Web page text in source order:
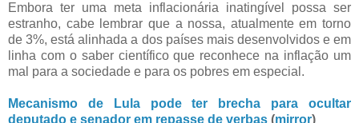
Embora ter uma meta inflacionária inatingível possa ser
estranho, cabe lembrar que a nossa, atualmente em torno
de 3%, está alinhada a dos países mais desenvolvidos e em
linha com o saber científico que reconhece na inflação um
mal para a sociedade e para os pobres em especial.
Mecanismo de Lula pode ter brecha para ocultar
deputado e senador em repasse de verbas (mirror)